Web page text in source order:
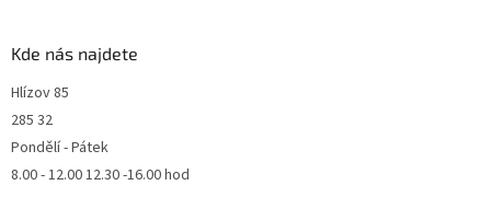
Kde nás najdete
Hlízov 85
285 32
Pondělí - Pátek
8.00 - 12.00 12.30 -16.00 hod